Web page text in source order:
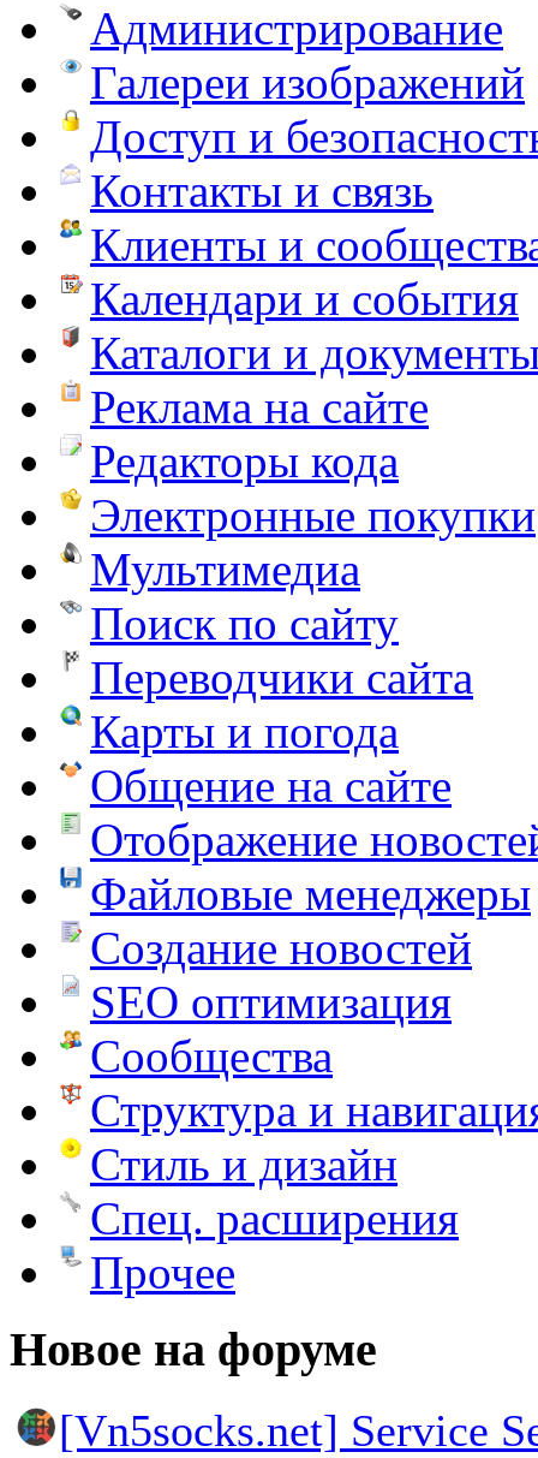
Администрирование
Галереи изображений
Доступ и
Контакты и связь
Клиенты и
Календари и события
Каталоги и
Реклама на сайте
Редакторы кода
Электронные покупки
Мультимедиа
Поиск по сайту
Переводчики сайта
Карты и погода
Общение на сайте
Отображение
Файловые менеджеры
Создание новостей
SEO оптимизация
Сообщества
Структура и
Стиль и дизайн
Спец. расширения
Прочее
Новое на форуме
[Vn5socks.net] Service